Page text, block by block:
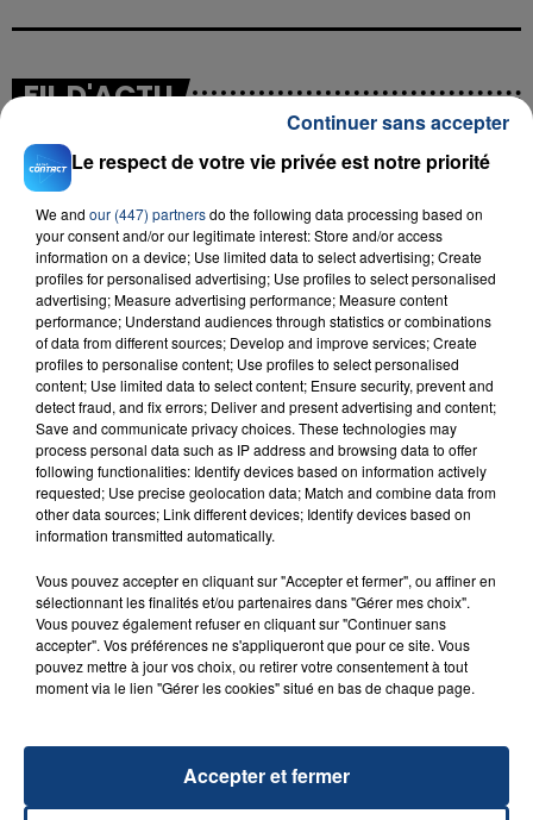
FIL D'ACTU
23 juillet 2026
INCENDIE MORTEL À LENS : UNE FEMME ET
SON BÉBÉ ENTRE LA VIE ET LA...
Un homme s'est immolé par le feu après avoir
aspergé sa compagne et leur bébé de trois mois
d'un liquide inflammable.
20 juillet 2026
UNE ADOLESCENTE DEVANT SE FAIRE
OPÉRER DE LA CHEVILLE RESSORT DE LA...
TITRES DIFFUSÉS
Le respect de votre vie privée est notre priorité
We and our (447) partnersdo the following data processing based on
your consent and/or our legitimate interest: Store and/or access
information on a device; Use limited data to select advertising; Create
profiles for personalised advertising; Use profiles to select personalised
advertising; Measure advertising performance; Measure content
performance; Understand audiences through statistics or combinations
of data from different sources; Develop and improve services; Create
profiles to personalise content; Use profiles to select personalised
content; Use limited data to select content; Ensure security, prevent and
detect fraud, and fix errors; Deliver and present advertising and content;
Save and communicate privacy choices. These technologies may
process personal data such as IP address and browsing data to offer
following functionalities: Identify devices based on information actively
requested; Use precise geolocation data; Match and combine data from
other data sources; Link different devices; Identify devices based on
information transmitted automatically.
Vous pouvez accepter en cliquant sur "Accepter et fermer", ou affiner en
sélectionnant les finalités et/ou partenaires dans "Gérer mes choix".
Vous pouvez également refuser en cliquant sur "Continuer sans
accepter". Vos préférences ne s'appliqueront que pour ce site. Vous
pouvez mettre à jour vos choix, ou retirer votre consentement à tout
moment via le lien "Gérer les cookies" situé en bas de chaque page.
Accepter et fermer
Continuer sans accepter